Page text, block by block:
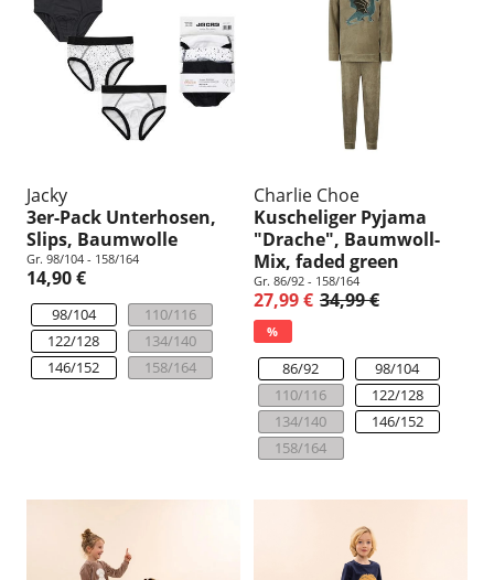
Jacky
3er-Pack Unterhosen,
Slips, Baumwolle
Gr. 98/104 - 158/164
14,90 €
98/104
110/116
122/128
134/140
146/152
158/164
Charlie Choe
Kuscheliger Pyjama
"Drache", Baumwoll-
Mix, faded green
Gr. 86/92 - 158/164
27,99 € 34,99 €
%
86/92
98/104
110/116
122/128
134/140
146/152
158/164